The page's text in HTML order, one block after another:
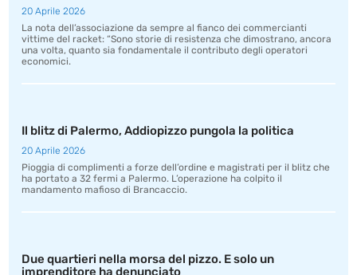
20 Aprile 2026
La nota dell’associazione da sempre al fianco dei commercianti
vittime del racket: “Sono storie di resistenza che dimostrano, ancora
una volta, quanto sia fondamentale il contributo degli operatori
economici.
Il blitz di Palermo, Addiopizzo pungola la politica
20 Aprile 2026
Pioggia di complimenti a forze dell’ordine e magistrati per il blitz che
ha portato a 32 fermi a Palermo. L’operazione ha colpito il
mandamento mafioso di Brancaccio.
Due quartieri nella morsa del pizzo. E solo un
imprenditore ha denunciato